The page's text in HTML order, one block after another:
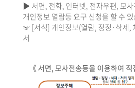
▶ 서면, 전화, 인터넷, 전자우편, 모사
개인정보 열람등 요구 신청을 할 수
☞ [서식] 개인정보(열람, 정정·삭제,
서
《 서면, 모사전송등을 이용하여 직